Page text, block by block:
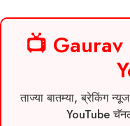
📺
ताज्या बातम्या, ब्रेकिंग
YouTube